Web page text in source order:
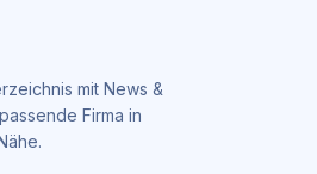
mit News &
Firma in